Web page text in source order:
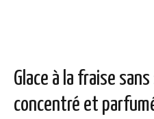
Glace à la fraise
concentré et